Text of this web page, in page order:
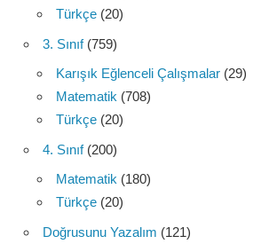
Türkçe (20)
3. Sınıf(759)
Karışık Eğlenceli Çalışmalar (29)
Matematik (708)
Türkçe (20)
4. Sınıf(200)
Matematik (180)
Türkçe (20)
Doğrusunu Yazalım (121)